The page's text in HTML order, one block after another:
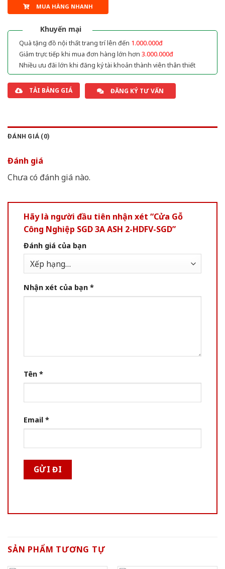
MUA HÀNG NHANH
Khuyến mại
Quà tặng đồ nội thất trang trí lên đến 1.000.000đ
Giảm trực tiếp khi mua đơn hàng lớn hơn 3.000.000đ
Nhiều ưu đãi lớn khi đăng ký tài khoản thành viên thân thiết
TẢI BẢNG GIÁ ĐĂNG KÝ TƯ VẤN
ĐÁNH GIÁ (0)
Đánh giá
Chưa có đánh giá nào.
Hãy là người đầu tiên nhận xét “Cửa Gỗ
Công Nghiệp SGD 3A ASH 2-HDFV-SGD”
Đánh giá của bạn
Nhận xét của bạn *
Tên *
Email *
SẢN PHẨM TƯƠNG TỰ